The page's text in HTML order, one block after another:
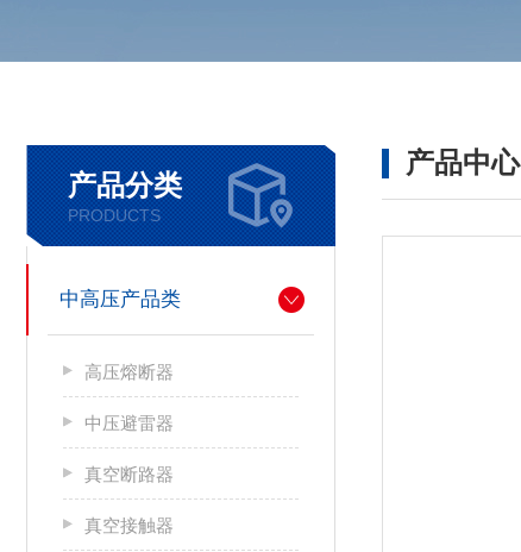
产品分类
PRODUCTS
中高压产品类
高压熔断器
中压避雷器
真空断路器
真空接触器
产品中心